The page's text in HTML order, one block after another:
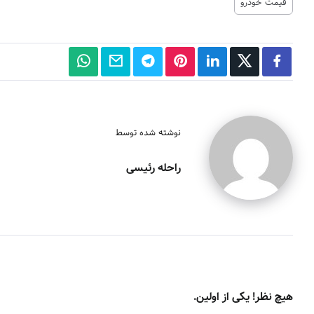
نوشته شده توسط
راحله رئیسی
هیچ نظر! یکی از اولین.